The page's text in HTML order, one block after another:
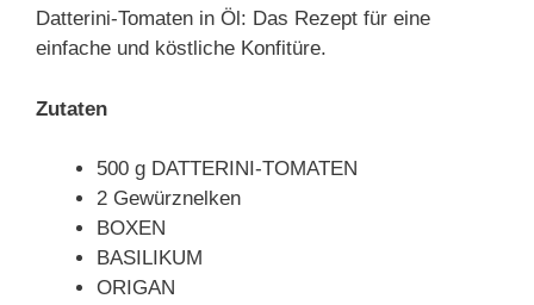
Datterini-Tomaten in Öl: Das Rezept für eine
einfache und köstliche Konfitüre.
Zutaten
500 g DATTERINI-TOMATEN
2 Gewürznelken
BOXEN
BASILIKUM
ORIGAN